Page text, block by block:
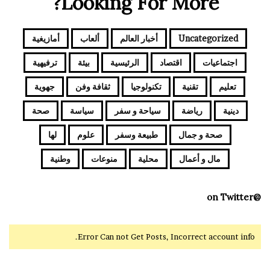
Uncategorized أخبار العالم ألعاب أمازيغية
اجتماعيات اقتصاد الرئيسية بيئة ترفيهية
تعليم تقنية تكنولوجيا ثقافة وفن جهوية
دينية رياضة سياحة و سفر سياسة صحة
صحة و جمال طبيعة وسفر علوم لها
مال و أعمال محلية منوعات وطنية
@on Twitter
Error Can not Get Posts, Incorrect account info.